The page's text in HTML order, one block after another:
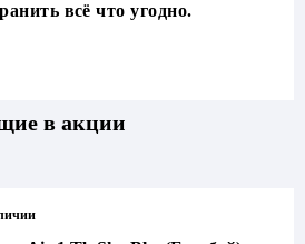
всё что угодно.
в акции